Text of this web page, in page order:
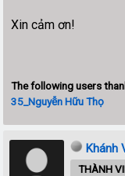
Xin cảm ơn!
The following users
35_Nguyễn Hữu Thọ
Khánh
THÀNH